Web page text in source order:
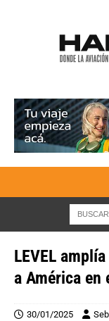
LEVEL
a América en
30/01/2025